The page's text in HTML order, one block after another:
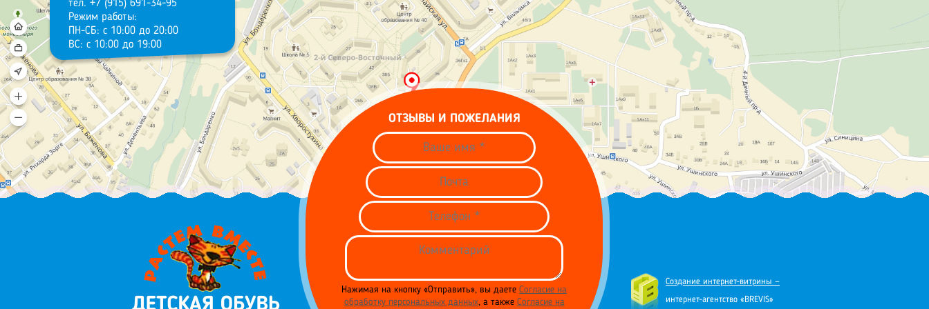
тел. +7 (915) 691-34-95
Режим работы:
ПН-СБ: с 10:00 до 20:00
ВС: с 10:00 до 19:00
Создание интернет-витрины —
интернет-агентство «BREVIS»
ОТЗЫВЫ И ПОЖЕЛАНИЯ
Нажимая на кнопку «Отправить», вы даете Согласие на
обработку персональных данных, а также Согласие на